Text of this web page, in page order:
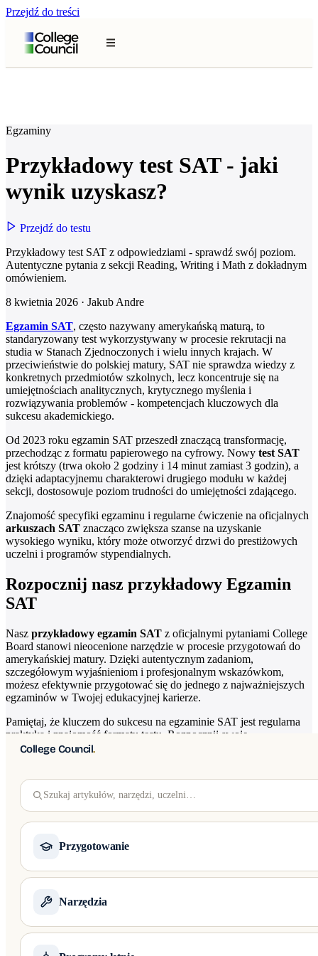
Przejdź do treści
College Council.
Szukaj artykułów, narzędzi, uczelni…
Przygotowanie
Kompleksowe wsparcie aplikacji na Harvard, Yale, Stanford i Top 50 USA —
Narzędzia
Egzaminy
Przykładowy test SAT - jaki
wynik uzyskasz?
Przejdź do testu
Przykładowy test SAT z odpowiedziami - sprawdź swój poziom.
Autentyczne pytania z sekcji Reading, Writing i Math z dokładnym
omówieniem.
8 kwietnia 2026 · Jakub Andre
Egzamin SAT, często nazywany amerykańską maturą, to
standaryzowany test wykorzystywany w procesie rekrutacji na
studia w Stanach Zjednoczonych i wielu innych krajach. W
przeciwieństwie do polskiej matury, SAT nie sprawdza wiedzy z
konkretnych przedmiotów szkolnych, lecz koncentruje się na
umiejętnościach analitycznych, krytycznego myślenia i
rozwiązywania problemów - kompetencjach kluczowych dla
sukcesu akademickiego.
Od 2023 roku egzamin SAT przeszedł znaczącą transformację,
przechodząc z formatu papierowego na cyfrowy. Nowy test SAT
jest krótszy (trwa około 2 godziny i 14 minut zamiast 3 godzin), a
dzięki adaptacyjnemu charakterowi drugiego modułu w każdej
sekcji, dostosowuje poziom trudności do umiejętności zdającego.
Znajomość specyfiki egzaminu i regularne ćwiczenie na oficjalnych
arkuszach SAT znacząco zwiększa szanse na uzyskanie
wysokiego wyniku, który może otworzyć drzwi do prestiżowych
uczelni i programów stypendialnych.
Rozpocznij nasz przykładowy Egzamin
SAT
Nasz przykładowy egzamin SAT z oficjalnymi pytaniami College
Board stanowi nieocenione narzędzie w procesie przygotowań do
amerykańskiej matury. Dzięki autentycznym zadaniom,
szczegółowym wyjaśnieniom i profesjonalnym wskazówkom,
możesz efektywnie przygotować się do jednego z najważniejszych
egzaminów w Twojej edukacyjnej karierze.
Pamiętaj, że kluczem do sukcesu na egzaminie SAT jest regularna
praktyka i znajomość formatu testu. Rozpocznij swoje
przygotowania już dziś, korzystając z naszych materiałów, a
Egzamin SAT arkusze - pobierz w formie
PDF
Pobierz arkusz w formie PDF i sprawdź jaki wynik uzyskasz.
Próbny Egzamin 1 Próbny Egzamin 1 - Odpowiedzi z analizą
Jaki wynik jest dobry?
Określenie
Twoich akademickich ambicji i uczelni, na które planujesz